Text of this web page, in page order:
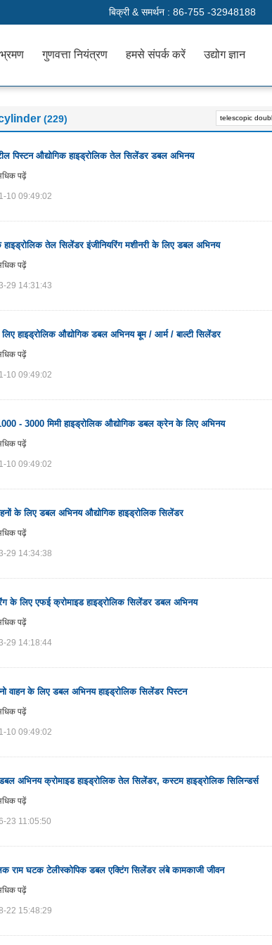
बिक्री & समर्थन : 86-755 -32948188
गुणवत्ता नियंत्रण हमसे संपर्क करें उद्योग ज्ञान
(229)
पिस्टन औद्योगिक हाइड्रोलिक तेल सिलेंडर डबल अभिनय
पढ़ें
10 09:49:02
हाइड्रोलिक तेल सिलेंडर इंजीनियरिंग मशीनरी के लिए डबल अभिनय
पढ़ें
29 14:31:43
हाइड्रोलिक औद्योगिक डबल अभिनय बूम / आर्म / बाल्टी सिलेंडर
पढ़ें
10 09:49:02
- 3000 मिमी हाइड्रोलिक औद्योगिक डबल क्रेन के लिए अभिनय
पढ़ें
10 09:49:02
के लिए डबल अभिनय औद्योगिक हाइड्रोलिक सिलेंडर
पढ़ें
29 14:34:38
के लिए एफई क्रोमाइड हाइड्रोलिक सिलेंडर डबल अभिनय
पढ़ें
29 14:18:44
वाहन के लिए डबल अभिनय हाइड्रोलिक सिलेंडर पिस्टन
पढ़ें
10 09:49:02
अभिनय क्रोमाइड हाइड्रोलिक तेल सिलेंडर, कस्टम हाइड्रोलिक सिलिन्डर्स
पढ़ें
23 11:05:50
राम घटक टेलीस्कोपिक डबल एक्टिंग सिलेंडर लंबे कामकाजी जीवन
पढ़ें
22 15:48:29